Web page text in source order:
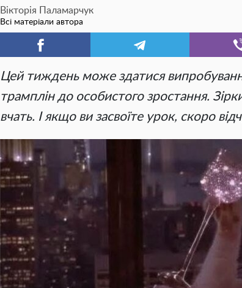
Вікторія Паламарчук
Всі матеріали автора
Цей тиждень може здатися
трамплін до особистого зростання.
вчать. І якщо ви засвоїте урок, скоро